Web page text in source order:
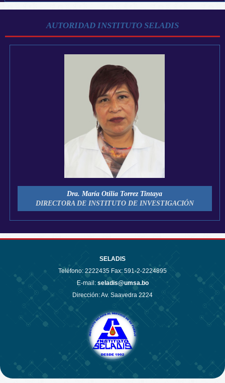
AUTORIDAD INSTITUTO SELADIS
Dra. María Otilia Torrez Tintaya
DIRECTORA DE INSTITUTO DE INVESTIGACIÓN
SELADIS
Teléfono: 2222435 Fax: 591-2-2224895
E-mail: seladis@umsa.bo
Dirección: Av. Saavedra 2224